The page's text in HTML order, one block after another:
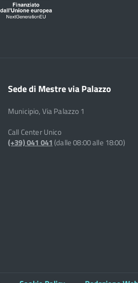
Sede di Mestre via Palazzo
Municipio, Via Palazzo 1
Call Center Unico
(+39) 041 041(dalle 08:00 alle 18:00)